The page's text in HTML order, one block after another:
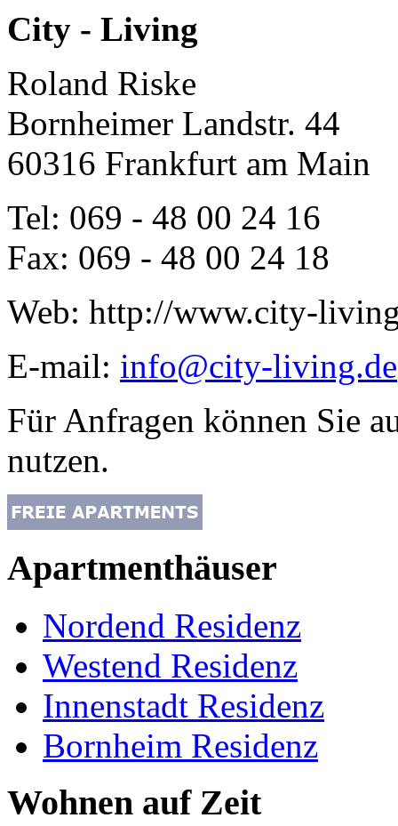
City - Living
Roland Riske
Bornheimer Landstr. 44
60316 Frankfurt am Main
Tel: 069 - 48 00 24 16
Fax: 069 - 48 00 24 18
Web: http://www.city-
E-mail: info@city-living.de
Für Anfragen können Sie
nutzen.
Apartmenthäuser
Nordend Residenz
Westend Residenz
Innenstadt Residenz
Bornheim Residenz
Wohnen auf Zeit